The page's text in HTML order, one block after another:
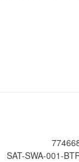
SAT-SWA-001-